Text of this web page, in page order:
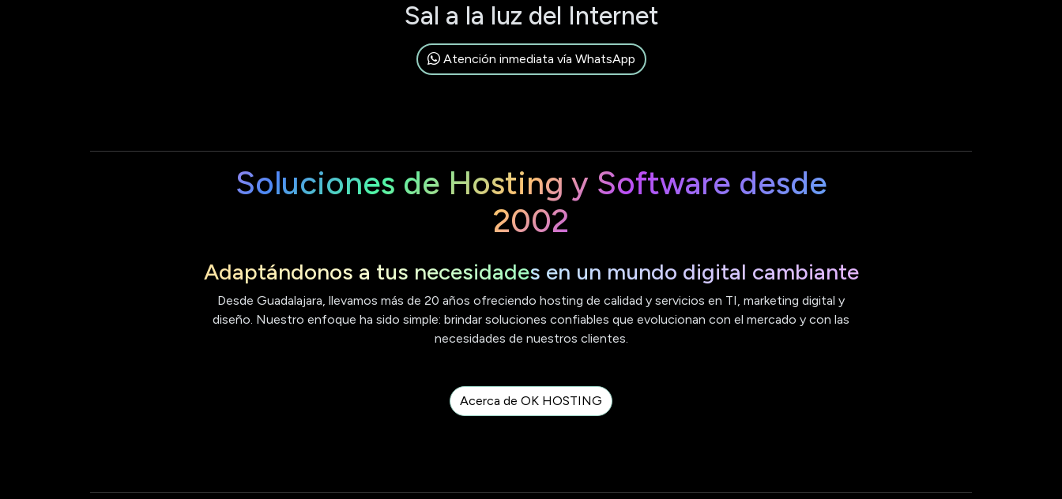
Sal a la luz del Internet
Atención inmediata vía WhatsApp
Soluciones de Hosting y Software desde
2002
Adaptándonos a tus necesidades en un mundo digital cambiante
Desde Guadalajara, llevamos más de 20 años ofreciendo hosting de calidad y servicios en TI, marketing digital y
diseño. Nuestro enfoque ha sido simple: brindar soluciones confiables que evolucionan con el mercado y con las
necesidades de nuestros clientes.
Acerca de OK HOSTING